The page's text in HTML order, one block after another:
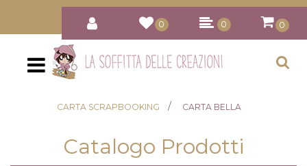
0 0 0
Open
CARTA SCRAPBOOKING CARTA BELLA
Catalogo Prodotti